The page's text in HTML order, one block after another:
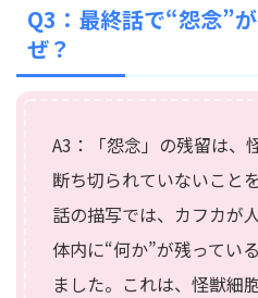
Q3：最終話で“怨念”
ぜ？
A3：「怨念」の残留は、
断ち切られていないこと
話の描写では、カフカが
体内に“何か”が残ってい
ました。これは、怪獣細